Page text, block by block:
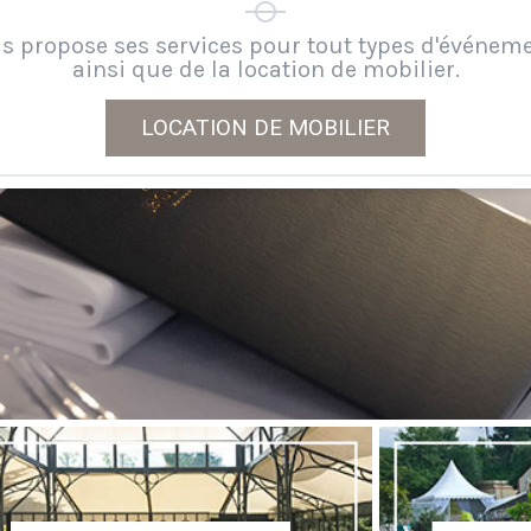
propose ses services pour tout types
ainsi que de la location de mobilier.
LOCATION DE MOBILIER